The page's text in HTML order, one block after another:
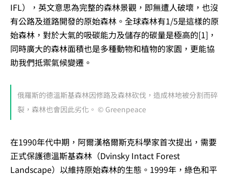
IFL），英文意思為完整的森林景觀，即無遭人破壞，也沒
有公路及道路開發的原始森林。全球森林有1/5是這樣的原
始森林，對於大氣的吸碳能力及儲存的碳量是極高的[1]，
同時廣大的森林面積也是多種動物和植物的家園，更能協
助我們抵禦氣候變遷。
俄羅斯的德溫斯基森林因修路及森林砍伐，造成林地被分割而碎
裂，森林也會因此劣化。 © Greenpeace
在1990年代中期，阿爾漢格爾斯克科學家首次提出，需要
正式保護德溫斯基森林（Dvinsky Intact Forest
Landscape）以維持原始森林的生態。1999年，綠色和平